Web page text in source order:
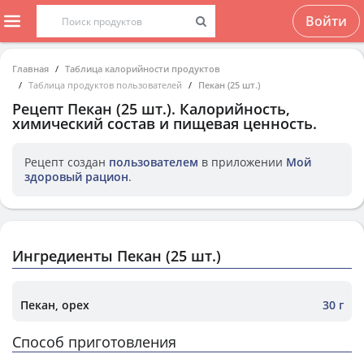
Войти
Главная
Таблица калорийности продуктов
Таблица продуктов пользователей
Пекан (25 шт.)
Рецепт Пекан (25 шт.). Калорийность,
химический состав и пищевая ценность.
Рецепт создан пользователем в приложении Мой
здоровый рацион.
Ингредиенты Пекан (25 шт.)
Пекан, орех 30 г
Способ приготовления